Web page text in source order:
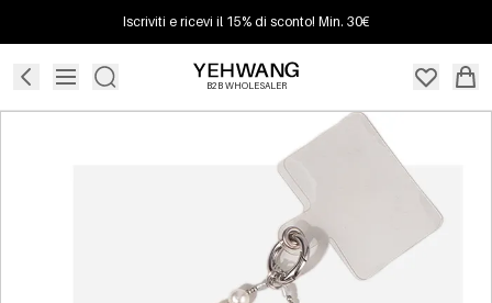
Iscriviti e ricevi il 15% di sconto! Min. 30€
B2B WHOLESALER